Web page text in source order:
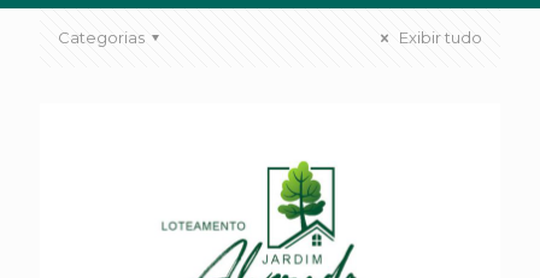
Categorias Exibir tudo